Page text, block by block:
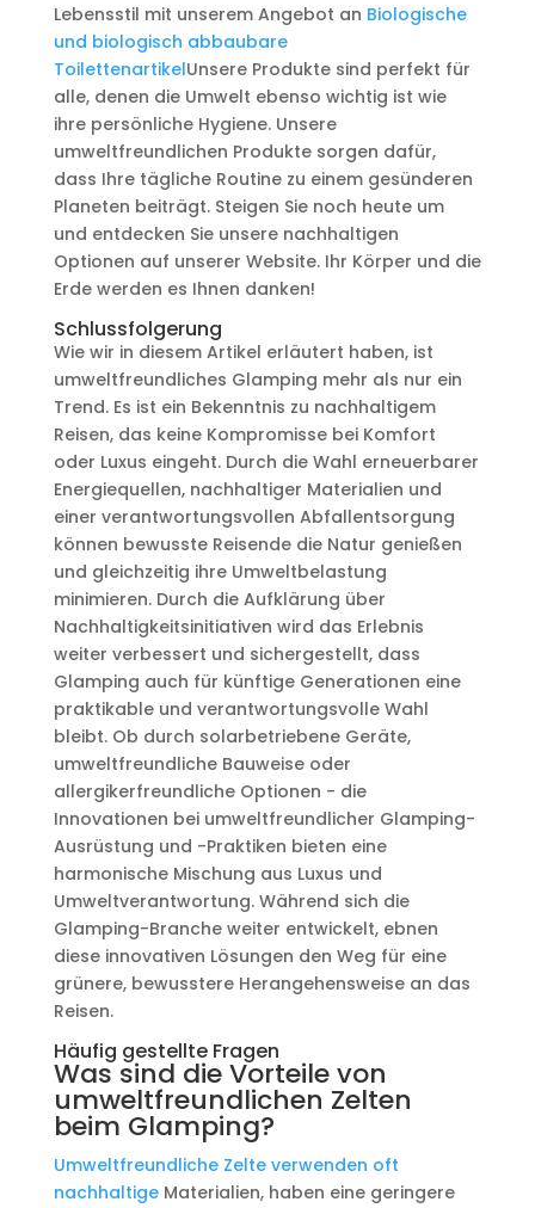
Lebensstil mit unserem Angebot an Biologische
und biologisch abbaubare
ToilettenartikelUnsere Produkte sind perfekt für
alle, denen die Umwelt ebenso wichtig ist wie
ihre persönliche Hygiene. Unsere
umweltfreundlichen Produkte sorgen dafür,
dass Ihre tägliche Routine zu einem gesünderen
Planeten beiträgt. Steigen Sie noch heute um
und entdecken Sie unsere nachhaltigen
Optionen auf unserer Website. Ihr Körper und die
Erde werden es Ihnen danken!
Schlussfolgerung
Wie wir in diesem Artikel erläutert haben, ist
umweltfreundliches Glamping mehr als nur ein
Trend. Es ist ein Bekenntnis zu nachhaltigem
Reisen, das keine Kompromisse bei Komfort
oder Luxus eingeht. Durch die Wahl erneuerbarer
Energiequellen, nachhaltiger Materialien und
einer verantwortungsvollen Abfallentsorgung
können bewusste Reisende die Natur genießen
und gleichzeitig ihre Umweltbelastung
minimieren. Durch die Aufklärung über
Nachhaltigkeitsinitiativen wird das Erlebnis
weiter verbessert und sichergestellt, dass
Glamping auch für künftige Generationen eine
praktikable und verantwortungsvolle Wahl
bleibt. Ob durch solarbetriebene Geräte,
umweltfreundliche Bauweise oder
allergikerfreundliche Optionen - die
Innovationen bei umweltfreundlicher Glamping-
Ausrüstung und -Praktiken bieten eine
harmonische Mischung aus Luxus und
Umweltverantwortung. Während sich die
Glamping-Branche weiter entwickelt, ebnen
diese innovativen Lösungen den Weg für eine
grünere, bewusstere Herangehensweise an das
Reisen.
Häufig gestellte Fragen
Was sind die Vorteile von
umweltfreundlichen Zelten
beim Glamping?
Umweltfreundliche Zelte verwenden oft
nachhaltigeMaterialien, haben eine geringere